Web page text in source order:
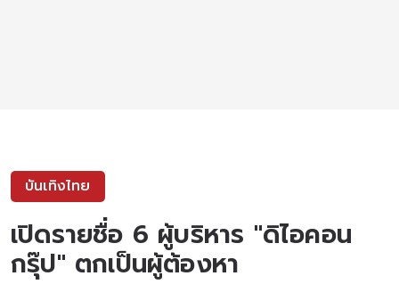
บันเทิงไทย
เปิดรายชื่อ 6 ผู้บริหาร "ดิไอคอน
กรุ๊ป" ตกเป็นผู้ต้องหา